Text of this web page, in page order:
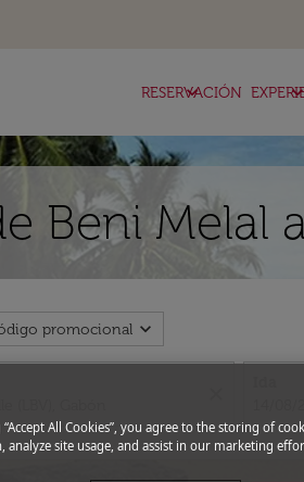
RESERVACIÓN
keyboard_arrow_down
Beni Melal
promocional expand_more
“Accept All Cookies”, you agree to the storing of
analyze site usage, and assist in our marketing